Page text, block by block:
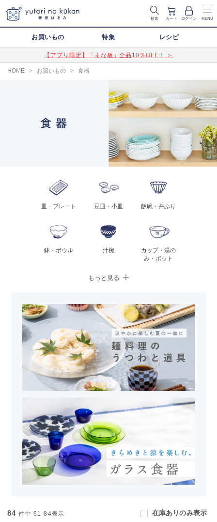
検索 カート ログイン MENU
お買いもの 特集 レシピ
【アプリ限定】「まな板」全品10％OFF！ ＞
HOME > お買いもの > 食器
皿・プレート 豆皿・小皿 飯碗・丼ぶり
鉢・ボウル 汁椀
カップ・湯の
み・ポット
84 件中 61-84表示 在庫ありのみ表示